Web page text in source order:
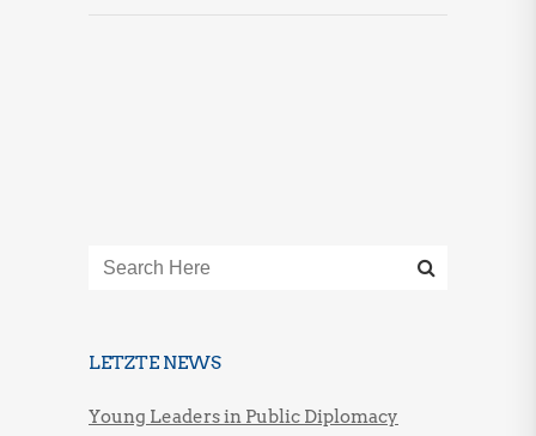
LETZTE NEWS
Young Leaders in Public Diplomacy